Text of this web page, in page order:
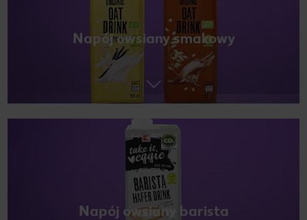
Napój owsiany smakowy
Napój owsiany barista